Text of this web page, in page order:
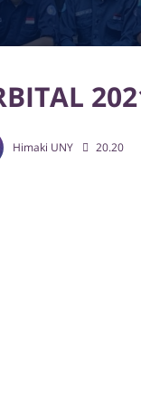
Himaki UNY 20.20